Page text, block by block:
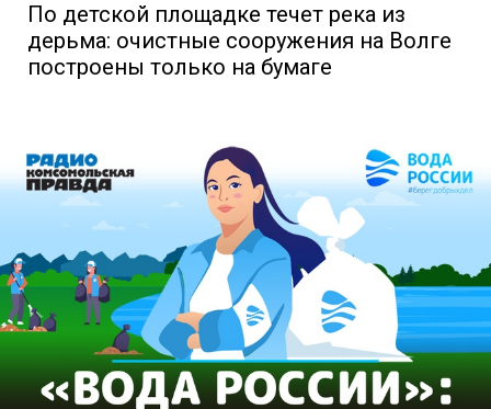
По детской площадке течет река из
дерьма: очистные сооружения на Волге
построены только на бумаге